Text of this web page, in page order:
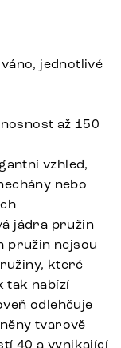
jednotlivé
až 150
vzhled,
nebo
jádra pružin
pružin nejsou
které
tak nabízí
odlehčuje
tvarově
40 a vynikající